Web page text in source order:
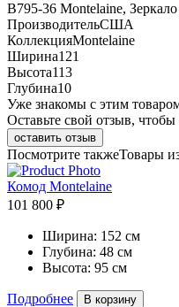
B795-36 Montelaine,
ПроизводительСША
КоллекцияMontelaine
Ширина121
Высота113
Глубина10
Уже знакомы с этим
Оставьте свой отзыв,
оставить отзыв
Посмотрите такжеТовары
Комод Montelaine
101 800 ₽
Ширина: 152 см
Глубина: 48 см
Высота: 95 см
Подробнее В корзину